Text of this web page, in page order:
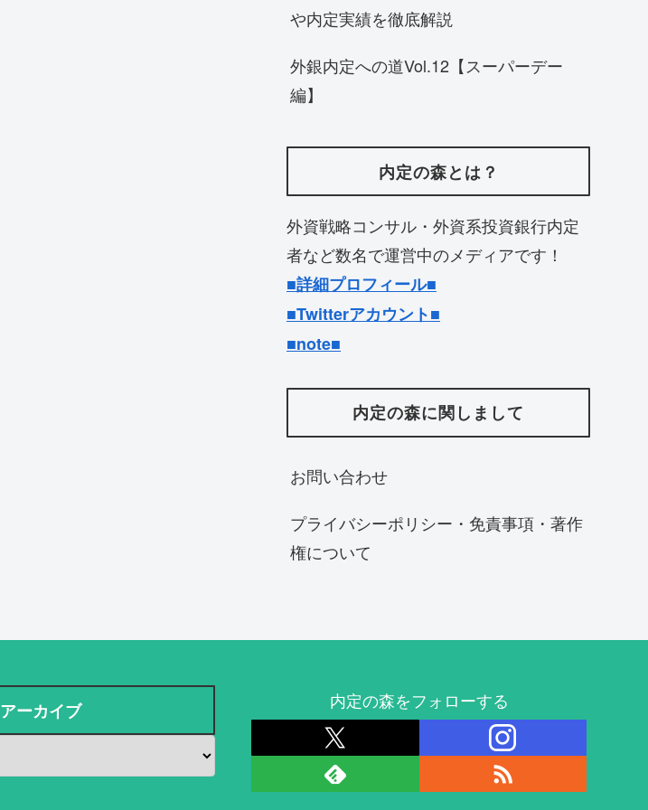
や内定実績を徹底解説
外銀内定への道Vol.12【スーパーデー
編】
内定の森とは？
外資戦略コンサル・外資系投資銀行内定
者など数名で運営中のメディアです！
■詳細プロフィール■
■Twitterアカウント■
■note■
内定の森に関しまして
お問い合わせ
プライバシーポリシー・免責事項・著作
権について
アーカイブ 内定の森をフォローする